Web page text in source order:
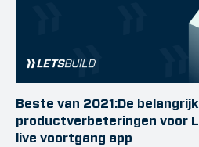
Beste van 2021:De
productverbeteringen voor
live voortgang app